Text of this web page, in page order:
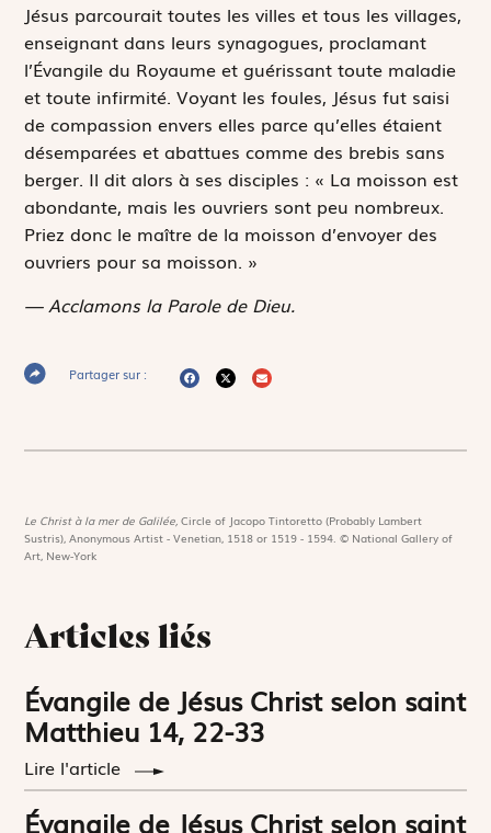
Jésus parcourait toutes les villes et tous les villages,
enseignant dans leurs synagogues, proclamant
l’Évangile du Royaume et guérissant toute maladie
et toute infirmité. Voyant les foules, Jésus fut saisi
de compassion envers elles parce qu’elles étaient
désemparées et abattues comme des brebis sans
berger. Il dit alors à ses disciples : « La moisson est
abondante, mais les ouvriers sont peu nombreux.
Priez donc le maître de la moisson d’envoyer des
ouvriers pour sa moisson. »
— Acclamons la Parole de Dieu.
Partager sur :
Le Christ à la mer de Galilée,Circle of Jacopo Tintoretto (Probably Lambert
Sustris), Anonymous Artist - Venetian, 1518 or 1519 - 1594. © National Gallery of
Art, New-York
Articles liés
Évangile de Jésus Christ selon saint
Matthieu 14, 22-33
Lire l'article
Évangile de Jésus Christ selon saint